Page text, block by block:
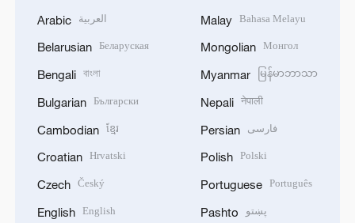
Arabic العربية
Belarusian Беларуская
Bengali বাংলা
Bulgarian Български
Cambodian ខ្មែរ
Croatian Hrvatski
Czech Český
English English
Malay Bahasa Melayu
Mongolian Монгол
Myanmar မြန်မာဘာသာ
Nepali नेपाली
Persian فارسی
Polish Polski
Portuguese Português
Pashto پښتو